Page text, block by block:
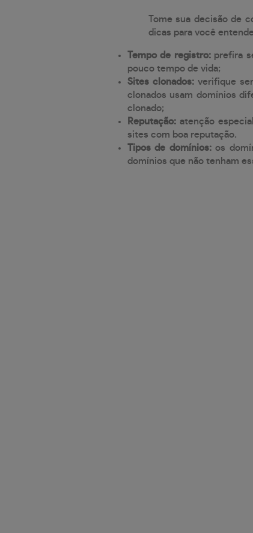
Tome sua decisão de
dicas para você
Tempo de registro: prefira
pouco tempo de vida;
Sites clonados: verifique
clonados usam domínios
clonado;
Reputação: atenção
sites com boa reputação.
Tipos de domínios:os
domínios que não tenham